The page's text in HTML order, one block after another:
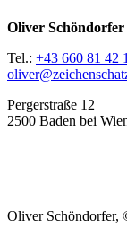
Oliver Schöndorfer
Tel.: +43 660 81 42
Pergerstraße 12
2500 Baden bei
Oliver Schöndorfer,